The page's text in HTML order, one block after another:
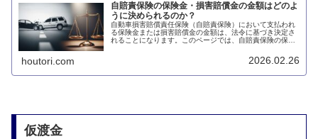
自賠責保険の保険金・損害賠償金の金額はどのよ
うに決められるのか？
自動車損害賠償責任保険（自賠責保険）において支払われ
る保険金または損害賠償金の金額は、法令に基づき決定さ
れることになります。このページでは、自賠責保険の保険
houtori.com 2026.02.26
仮渡金